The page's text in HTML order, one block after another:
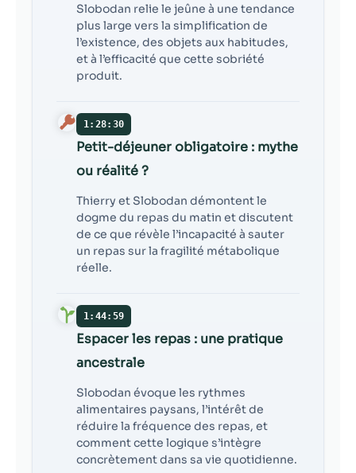
Slobodan relie le jeûne à une tendance
plus large vers la simplification de
l’existence, des objets aux habitudes,
et à l’efficacité que cette sobriété
produit.
1:28:30
Petit-déjeuner obligatoire : mythe
ou réalité ?
Thierry et Slobodan démontent le
dogme du repas du matin et discutent
de ce que révèle l’incapacité à sauter
un repas sur la fragilité métabolique
réelle.
1:44:59
Espacer les repas : une pratique
ancestrale
Slobodan évoque les rythmes
alimentaires paysans, l’intérêt de
réduire la fréquence des repas, et
comment cette logique s’intègre
concrètement dans sa vie quotidienne.